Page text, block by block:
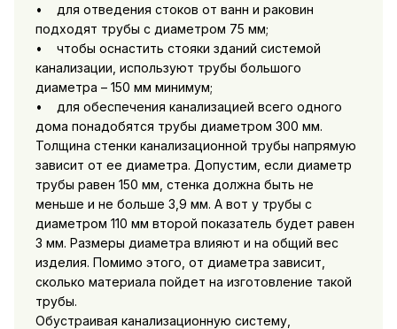
• для отведения стоков от ванн и раковин
подходят трубы с диаметром 75 мм;
• чтобы оснастить стояки зданий системой
канализации, используют трубы большого
диаметра – 150 мм минимум;
• для обеспечения канализацией всего одного
дома понадобятся трубы диаметром 300 мм.
Толщина стенки канализационной трубы напрямую
зависит от ее диаметра. Допустим, если диаметр
трубы равен 150 мм, стенка должна быть не
меньше и не больше 3,9 мм. А вот у трубы с
диаметром 110 мм второй показатель будет равен
3 мм. Размеры диаметра влияют и на общий вес
изделия. Помимо этого, от диаметра зависит,
сколько материала пойдет на изготовление такой
трубы.
Обустраивая канализационную систему,